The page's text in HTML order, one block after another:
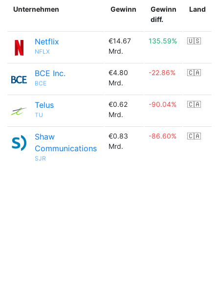
Unternehmen Gewinn
Gewinn
diff.
Land
Netflix
NFLX
€14.67
Mrd.
135.59% 🇺🇸
BCE Inc.
BCE
€4.80
Mrd.
-22.86% 🇨🇦
Telus
TU
€0.62
Mrd.
-90.04% 🇨🇦
Shaw
Communications
SJR
€0.83
Mrd.
-86.60% 🇨🇦